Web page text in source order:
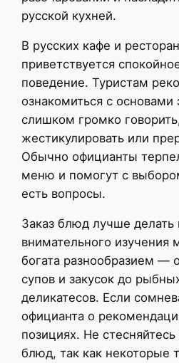
русской кухней.
В русских кафе и
приветствуется
поведение. Туристам
ознакомиться с основами
слишком громко
жестикулировать или
Обычно официанты
меню и помогут с
есть вопросы.
Заказ блюд лучше делать
внимательного изучения
богата разнообразием —
супов и закусок до
деликатесов. Если
официанта о
позициях. Не стесняйтесь
блюд, так как некоторые